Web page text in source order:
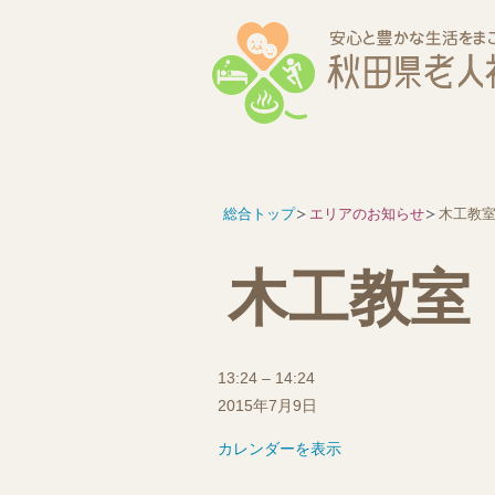
木工教室
木
工
室
13:24 – 14:24
2015年7月9日
カレンダーを表示
総合トップ エリアのお知らせ 木工教室